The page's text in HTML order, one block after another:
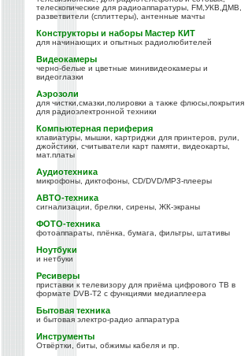
телескопические для радиоаппаратуры, FM,УКВ,ДМВ,
разветвители (сплиттеры), антенные мачты
Конструкторы и наборы Мастер КИТ
для начинающих и опытных радиолюбителей
Видеокамеры
черно-белые и цветные минивидеокамеры и
видеоглазки
Аэрозоли
для чистки,смазки,полировки а также флюсы,покрытия
для радиоэлектронной техники
Компьютерная периферия
клавиатуры, мышки, картриджи для принтеров, рули,
джойстики, считыватели карт памяти, видеокарты,
мат.платы
Аудиотехника
микрофоны, диктофоны, CD/DVD/MP3-плееры
АВТО-техника
сигнализации, брелки, сирены, ЖК-экраны
ФОТО-техника
фотоаппараты, плёнка, бумага, фильтры, штативы
Ноутбуки
и нетбуки
Ресиверы
приставки к телевизору для приёма цифрового ТВ в
формате DVB-T2 с функциями медиаплеера
Бытовая техника
и бытовая электро-радио аппаратура
Инструменты
Отвёртки, биты, обжимы кабеля и пр.